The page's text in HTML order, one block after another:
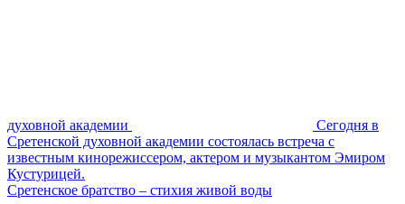
духовной академии
Сегодня в
Сретенской духовной академии состоялась встреча с
известным кинорежиссером, актером и музыкантом Эмиром
Кустурицей.
Сретенское братство – стихия живой воды